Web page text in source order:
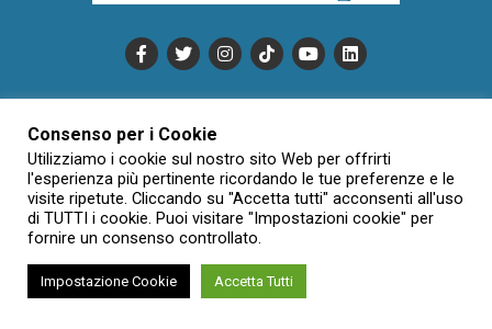
INFORMATIVA SULLA PRIVACY
CONDIZIONI DI UTILIZZO
DATI SOCIETARI
NOVAJO
CREDITS
CONTATTTI
Creative Commons Attribuzione - Non commerciale - Non opere
derivate 3.0 Italia (CC BY-NC-ND 3.0 IT)
Consenso per i Cookie
Utilizziamo i cookie sul nostro sito Web per offrirti
l'esperienza più pertinente ricordando le tue preferenze e le
visite ripetute. Cliccando su "Accetta tutti" acconsenti all'uso
di TUTTI i cookie. Puoi visitare "Impostazioni cookie" per
fornire un consenso controllato.
Impostazione Cookie Accetta Tutti